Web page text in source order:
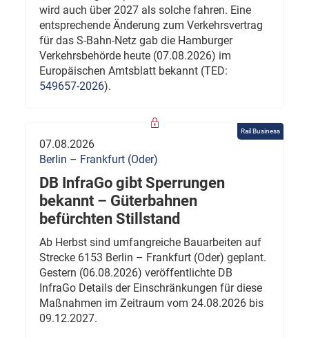
wird auch über 2027 als solche fahren. Eine
entsprechende Änderung zum Verkehrsvertrag
für das S-Bahn-Netz gab die Hamburger
Verkehrsbehörde heute (07.08.2026) im
Europäischen Amtsblatt bekannt (TED:
549657-2026).
Rail Business
07.08.2026
Berlin – Frankfurt (Oder)
DB InfraGo gibt Sperrungen
bekannt – Güterbahnen
befürchten Stillstand
Ab Herbst sind umfangreiche Bauarbeiten auf
Strecke 6153 Berlin – Frankfurt (Oder) geplant.
Gestern (06.08.2026) veröffentlichte DB
InfraGo Details der Einschränkungen für diese
Maßnahmen im Zeitraum vom 24.08.2026 bis
09.12.2027.